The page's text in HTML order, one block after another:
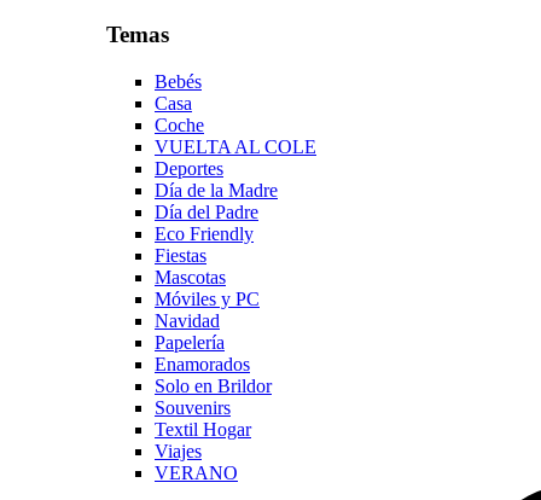
Temas
Bebés
Casa
Coche
VUELTA AL COLE
Deportes
Día de la Madre
Día del Padre
Eco Friendly
Fiestas
Mascotas
Móviles y PC
Navidad
Papelería
Enamorados
Solo en Brildor
Souvenirs
Textil Hogar
Viajes
VERANO